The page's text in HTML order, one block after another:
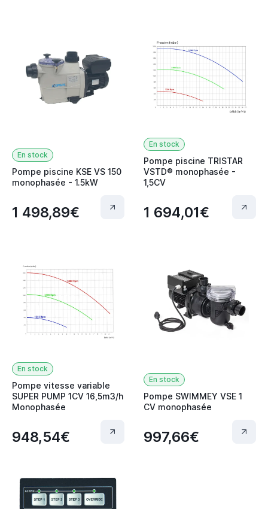
En stock
Pompe piscine KSE VS 150
monophasée - 1.5kW
1 498,89€
En stock
Pompe piscine TRISTAR
VSTD® monophasée -
1,5CV
1 694,01€
En stock
Pompe vitesse variable
SUPER PUMP 1CV 16,5m3/h
Monophasée
948,54€
En stock
Pompe SWIMMEY VSE 1
CV monophasée
997,66€